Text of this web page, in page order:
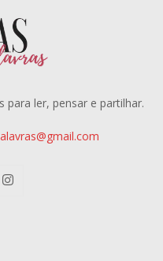
para ler, pensar e partilhar.